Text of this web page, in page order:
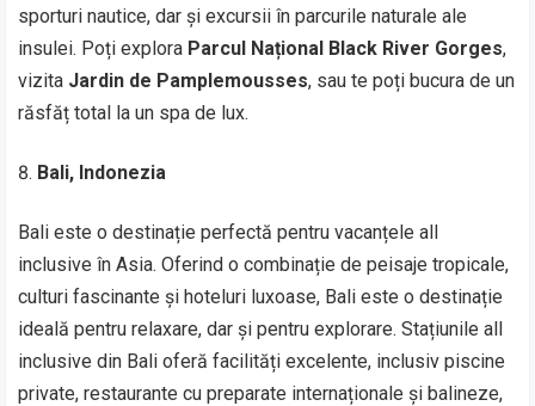
sporturi nautice, dar și excursii în parcurile naturale ale
insulei. Poți explora Parcul Național Black River Gorges,
vizita Jardin de Pamplemousses, sau te poți bucura de un
răsfăț total la un spa de lux.
Bali, Indonezia
Bali este o destinație perfectă pentru vacanțele all
inclusive în Asia. Oferind o combinație de peisaje tropicale,
culturi fascinante și hoteluri luxoase, Bali este o destinație
ideală pentru relaxare, dar și pentru explorare. Stațiunile all
inclusive din Bali oferă facilități excelente, inclusiv piscine
private, restaurante cu preparate internaționale și balineze,